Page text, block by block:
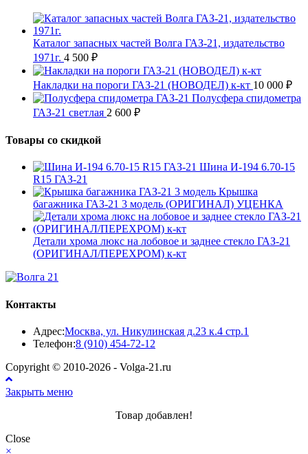
Каталог запасных частей Волга ГАЗ-21, издательство
1971г. 4 500 ₽
Накладки на пороги ГАЗ-21 (НОВОДЕЛ) к-кт 10 000 ₽
Полусфера спидометра
ГАЗ-21 светлая 2 600 ₽
Товары со скидкой
Шина И-194 6.70-15
R15 ГАЗ-21
Крышка
багажника ГАЗ-21 3 модель (ОРИГИНАЛ) УЦЕНКА
Детали хрома люкс на лобовое и заднее стекло ГАЗ-21
(ОРИГИНАЛ/ПЕРЕХРОМ) к-кт
Контакты
Адрес:Москва, ул. Никулинская д.23 к.4 стр.1
Телефон:8 (910) 454-72-12
вашем
Copyright © 2010-2026 - Volga-21.ru
Закрыть меню
Товар добавлен!
Close
×